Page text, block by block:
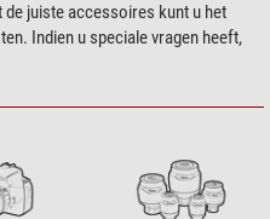
juiste accessoires kunt u het
Indien u speciale vragen heeft,